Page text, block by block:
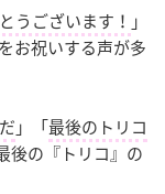
うございます！ 」
お祝いする声が多
」「最後のトリコ
後の『トリコ』の